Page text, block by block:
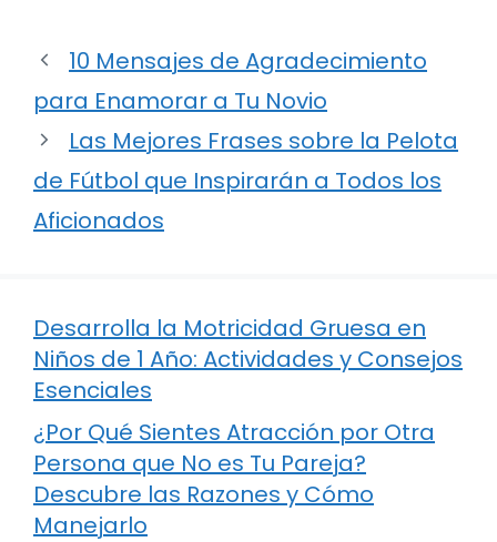
10 Mensajes de Agradecimiento
para Enamorar a Tu Novio
Las Mejores Frases sobre la Pelota
de Fútbol que Inspirarán a Todos los
Aficionados
Desarrolla la Motricidad Gruesa en
Niños de 1 Año: Actividades y Consejos
Esenciales
¿Por Qué Sientes Atracción por Otra
Persona que No es Tu Pareja?
Descubre las Razones y Cómo
Manejarlo